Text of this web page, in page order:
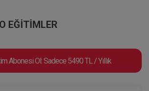
EĞITIMLER
Abonesi Ol: Sadece 5490 TL / Yıllık